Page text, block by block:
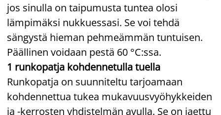
jos sinulla on taipumusta tuntea olosi
lämpimäksi nukkuessasi. Se voi tehdä
sängystä hieman pehmeämmän tuntuisen.
Päällinen voidaan pestä 60 °C:ssa.
1 runkopatja kohdennetulla tuella
Runkopatja on suunniteltu tarjoamaan
kohdennettua tukea mukavuusvyöhykkeiden
ja -kerrosten yhdistelmän avulla. Se on jaettu